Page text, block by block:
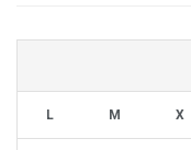
L M X